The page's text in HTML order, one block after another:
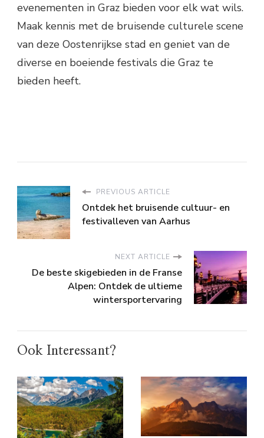
evenementen in Graz bieden voor elk wat wils.
Maak kennis met de bruisende culturele scene
van deze Oostenrijkse stad en geniet van de
diverse en boeiende festivals die Graz te
bieden heeft.
PREVIOUS ARTICLE
Ontdek het bruisende cultuur- en
festivalleven van Aarhus
NEXT ARTICLE
De beste skigebieden in de Franse
Alpen: Ontdek de ultieme
wintersportervaring
Ook Interessant?